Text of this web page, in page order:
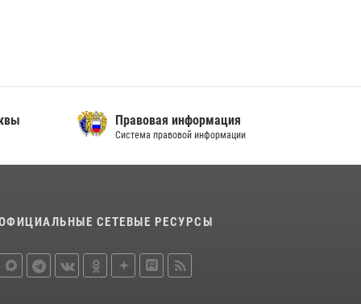
Правовая информация
Система правовой информации
СЕТЕВЫЕ РЕСУРСЫ